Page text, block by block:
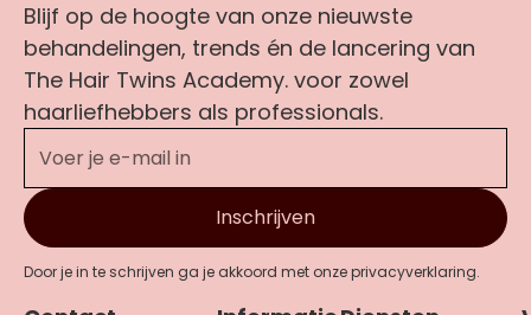
Blijf op de hoogte van onze nieuwste
behandelingen, trends én de lancering van
The Hair Twins Academy. voor zowel
haarliefhebbers als professionals.
Door je in te schrijven ga je akkoord met onze privacyverklaring.